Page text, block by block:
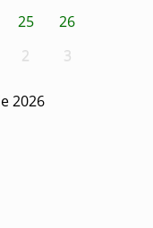
25
26
2 3
2026